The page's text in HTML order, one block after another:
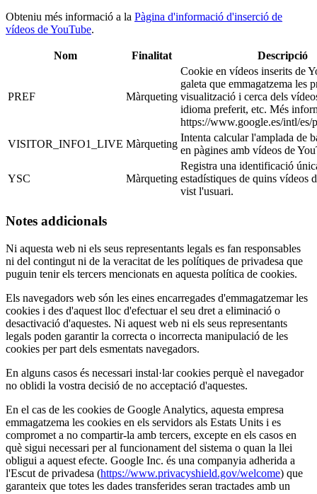
Obteniu més informació a la Pàgina d'informació d'inserció de
vídeos de YouTube.
Nom Finalitat Descripció
PREF Màrqueting
Cookie en vídeos inserits de
galeta que emmagatzema les
visualització i cerca dels
idioma preferit, etc. Més
https://www.google.es/intl/es/
VISITOR_INFO1_LIVE Màrqueting
Intenta calcular l'amplada de
en pàgines amb vídeos de
YSC Màrqueting
Registra una identificació
estadístiques de quins vídeos
vist l'usuari.
Notes addicionals
Ni aquesta web ni els seus representants legals es fan responsables
ni del contingut ni de la veracitat de les polítiques de privadesa que
puguin tenir els tercers mencionats en aquesta política de cookies.
Els navegadors web són les eines encarregades d'emmagatzemar les
cookies i des d'aquest lloc d'efectuar el seu dret a eliminació o
desactivació d'aquestes. Ni aquest web ni els seus representants
legals poden garantir la correcta o incorrecta manipulació de les
cookies per part dels esmentats navegadors.
En alguns casos és necessari instal·lar cookies perquè el navegador
no oblidi la vostra decisió de no acceptació d'aquestes.
En el cas de les cookies de Google Analytics, aquesta empresa
emmagatzema les cookies en els servidors als Estats Units i es
compromet a no compartir-la amb tercers, excepte en els casos en
què sigui necessari per al funcionament del sistema o quan la llei
obligui a aquest efecte. Google Inc. és una companyia adherida a
l'Escut de privadesa (https://www.privacyshield.gov/welcome) que
garanteix que totes les dades transferides seran tractades amb un